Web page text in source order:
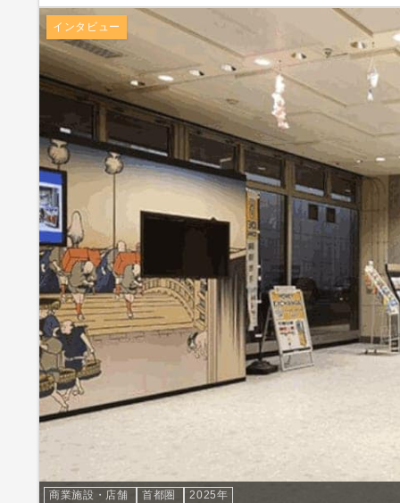
インタビュー
商業施設・店舗 首都圏 2025年